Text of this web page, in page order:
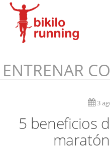
ENTRENAR
3
5 beneficios